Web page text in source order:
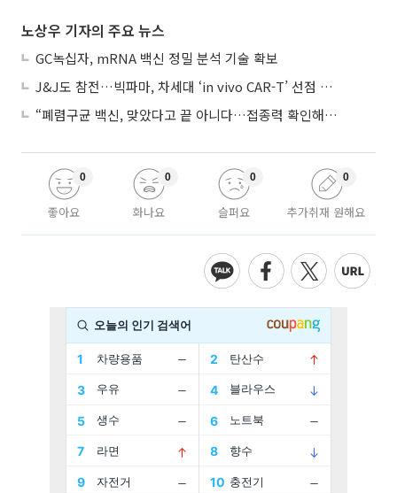
노상우 기자의 주요 뉴스
GC녹십자, mRNA 백신 정밀 분석 기술 확보
J&J도 참전…빅파마, 차세대 ‘in vivo CAR-T’ 선점 경쟁 본격화
“폐렴구균 백신, 맞았다고 끝 아니다…접종력 확인해야”
좋아요
0
화나요
0
슬퍼요
0
추가취재 원해요
0